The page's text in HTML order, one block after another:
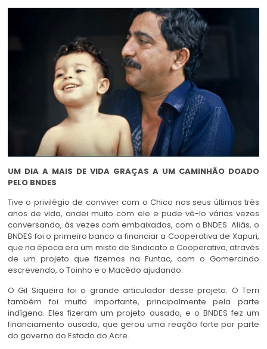
UM DIA A MAIS DE VIDA GRAÇAS A UM CAMINHÃO DOADO
PELO BNDES
Tive o privilégio de conviver com o Chico nos seus últimos três
anos de vida, andei muito com ele e pude vê-lo várias vezes
conversando, às vezes com embaixadas, com o BNDES. Aliás, o
BNDES foi o primeiro banco a financiar a Cooperativa de Xapuri,
que na época era um misto de Sindicato e Cooperativa, através
de um projeto que fizemos na Funtac, com o Gomercindo
escrevendo, o Toinho e o Macêdo ajudando.
O Gil Siqueira foi o grande articulador desse projeto. O Terri
também foi muito importante, principalmente pela parte
indígena. Eles fizeram um projeto ousado, e o BNDES fez um
financiamento ousado, que gerou uma reação forte por parte
do governo do Estado do Acre.